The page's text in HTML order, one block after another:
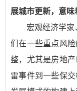
展城市更新，意味
宏观经济学家
们在一些重点风
整，尤其是房地
雷事件到一些保